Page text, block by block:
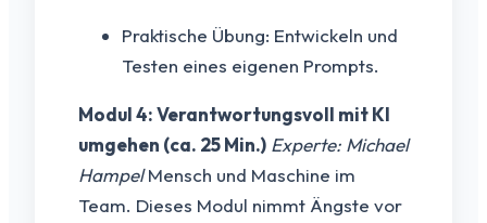
Praktische Übung: Entwickeln und
Testen eines eigenen Prompts.
Modul 4: Verantwortungsvoll mit KI
umgehen (ca. 25 Min.) Experte: Michael
HampelMensch und Maschine im
Team. Dieses Modul nimmt Ängste vor